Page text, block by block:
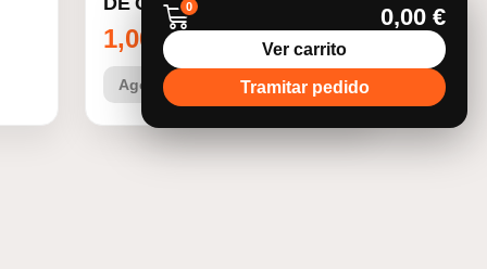
1,00 €
Agotado Ver más
0 0,00 €
Ver carrito
Tramitar pedido